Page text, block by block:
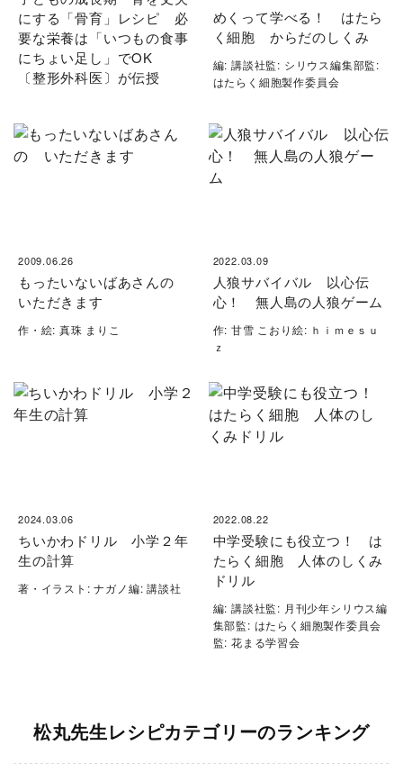
にする「骨育」レシピ 必
要な栄養は「いつもの食事
にちょい足し」でOK
〔整形外科医〕が伝授
めくって学べる！ はたら
く細胞 からだのしくみ
編: 講談社監: シリウス編集部監:
はたらく細胞製作委員会
2009.06.26
もったいないばあさんの
いただきます
作・絵: 真珠 まりこ
2022.03.09
人狼サバイバル 以心伝
心！ 無人島の人狼ゲーム
作: 甘雪 こおり絵: ｈｉｍｅｓｕ
ｚ
2024.03.06
ちいかわドリル 小学２年
生の計算
著・イラスト: ナガノ編: 講談社
2022.08.22
中学受験にも役立つ！ は
たらく細胞 人体のしくみ
ドリル
編: 講談社監: 月刊少年シリウス編
集部監: はたらく細胞製作委員会
監: 花まる学習会
松丸先生レシピカテゴリーのランキング